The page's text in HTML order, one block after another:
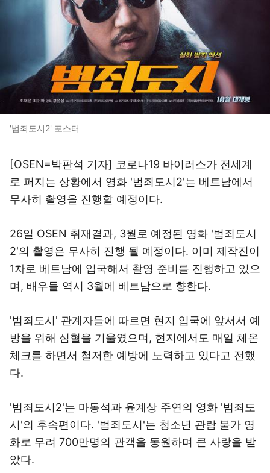
'범죄도시2' 포스터
[OSEN=박판석 기자] 코로나19 바이러스가 전세계
로 퍼지는 상황에서 영화 '범죄도시2'는 베트남에서
무사히 촬영을 진행할 예정이다.
26일 OSEN 취재결과, 3월로 예정된 영화 '범죄도시
2'의 촬영은 무사히 진행 될 예정이다. 이미 제작진이
1차로 베트남에 입국해서 촬영 준비를 진행하고 있으
며, 배우들 역시 3월에 베트남으로 향한다.
'범죄도시' 관계자들에 따르면 현지 입국에 앞서서 예
방을 위해 심혈을 기울였으며, 현지에서도 매일 체온
체크를 하면서 철저한 예방에 노력하고 있다고 전했
다.
'범죄도시2'는 마동석과 윤계상 주연의 영화 '범죄도
시'의 후속편이다. '범죄도시'는 청소년 관람 불가 영
화로 무려 700만명의 관객을 동원하며 큰 사랑을 받
았다.